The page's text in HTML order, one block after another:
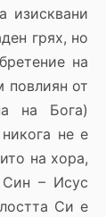
изисквани
грях, но
на
повлиян от
на Бога)
не е
на хора,
Син – Исус
Си е